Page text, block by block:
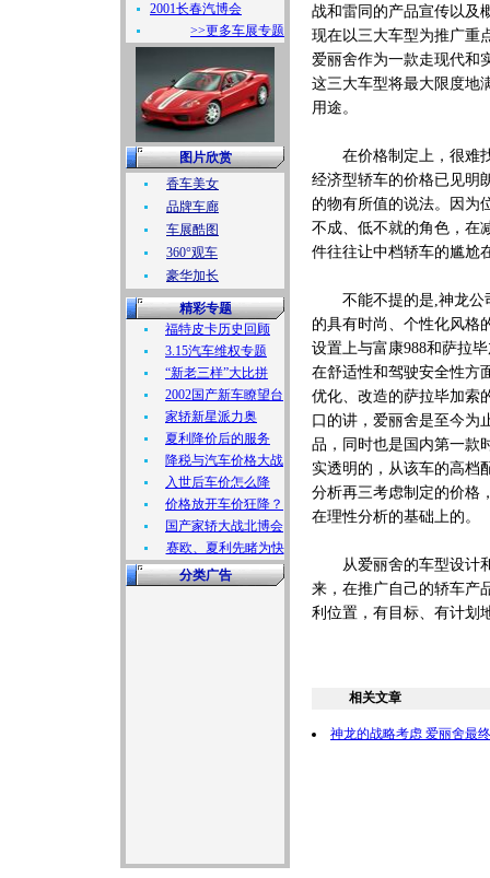
2001长春汽博会
>>更多车展专题
图片欣赏
香车美女
品牌车廊
车展酷图
360°观车
豪华加长
精彩专题
福特皮卡历史回顾
3.15汽车维权专题
“新老三样”大比拼
2002国产新车瞭望台
家轿新星派力奥
夏利降价后的服务
降税与汽车价格大战
入世后车价怎么降
价格放开车价狂降？
国产家轿大战北博会
赛欧、夏利先睹为快
分类广告
战和雷同的产品宣传以及
现在以三大车型为推广重
爱丽舍作为一款走现代和
这三大车型将最大限度地
用途。
在价格制定上，很难找
经济型轿车的价格已见明
的物有所值的说法。因为
不成、低不就的角色，在
件往往让中档轿车的尴尬
不能不提的是,神龙公司
的具有时尚、个性化风格
设置上与富康988和萨拉
在舒适性和驾驶安全性方
优化、改造的萨拉毕加索
口的讲，爱丽舍是至今为
品，同时也是国内第一款
实透明的，从该车的高档
分析再三考虑制定的价格
在理性分析的基础上的。
从爱丽舍的车型设计和
来，在推广自己的轿车产
利位置，有目标、有计划
相关文章
神龙的战略考虑 爱丽舍最